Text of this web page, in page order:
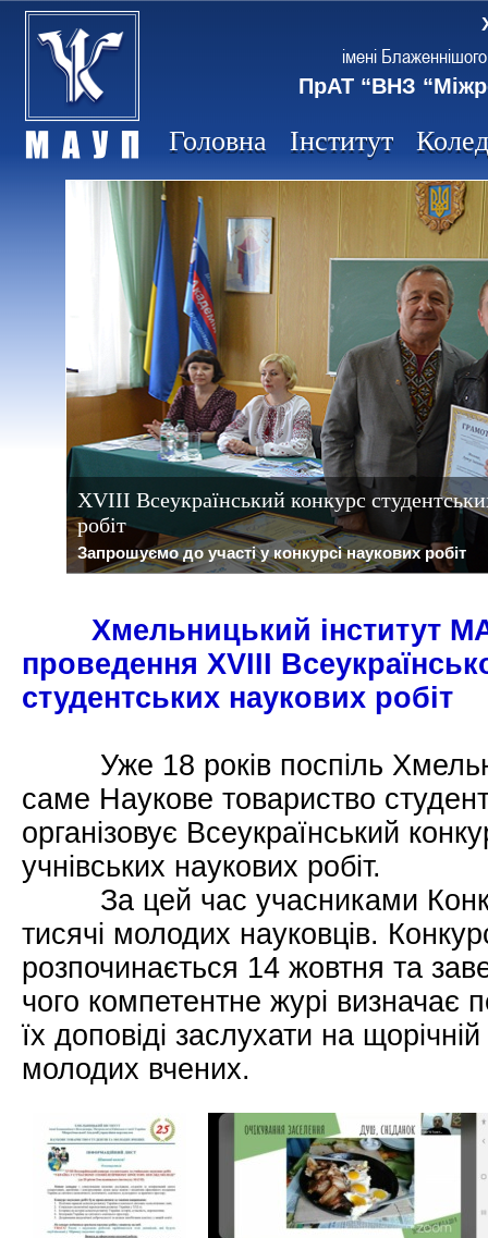
імені
ПрАТ “ВНЗ
Головна Інститут
ХVІІI Всеукраїнський конкурс
робіт
Запрошуємо до участі у конкурсі наукових робіт
Хмельницький інститут
проведення ХVІІI
студентських наукових робіт
Уже 18 років поспіль
саме Наукове товариство
організовує Всеукраїнський
учнівських наукових робіт.
За цей час учасниками
тисячі молодих науковців.
розпочинається 14 жовтня та
чого компетентне журі визначає
їх доповіді заслухати на щорічній
молодих вчених.